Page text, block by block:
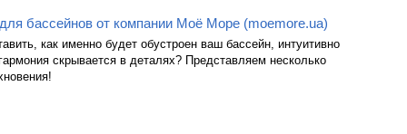
бассейнов от компании Моё Море (moemore.ua)
как именно будет обустроен ваш бассейн, интуитивно
скрывается в деталях? Представляем несколько